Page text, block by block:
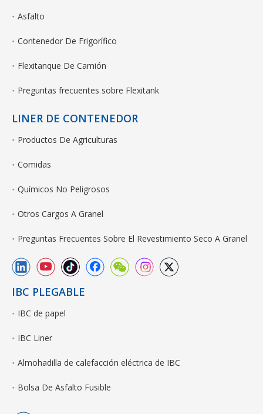
Asfalto
Contenedor De Frigorífico
Flexitanque De Camión
Preguntas frecuentes sobre Flexitank
LINER DE CONTENEDOR
Productos De Agriculturas
Comidas
Químicos No Peligrosos
Otros Cargos A Granel
Preguntas Frecuentes Sobre El Revestimiento Seco A Granel
IBC PLEGABLE
IBC de papel
IBC Liner
Almohadilla de calefacción eléctrica de IBC
Bolsa De Asfalto Fusible